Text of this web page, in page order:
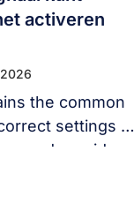
activeren
the common
settings to
and provides